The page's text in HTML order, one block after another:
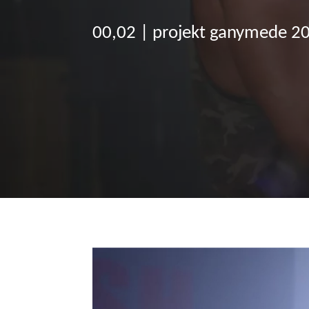
00,02 | projekt ganymede